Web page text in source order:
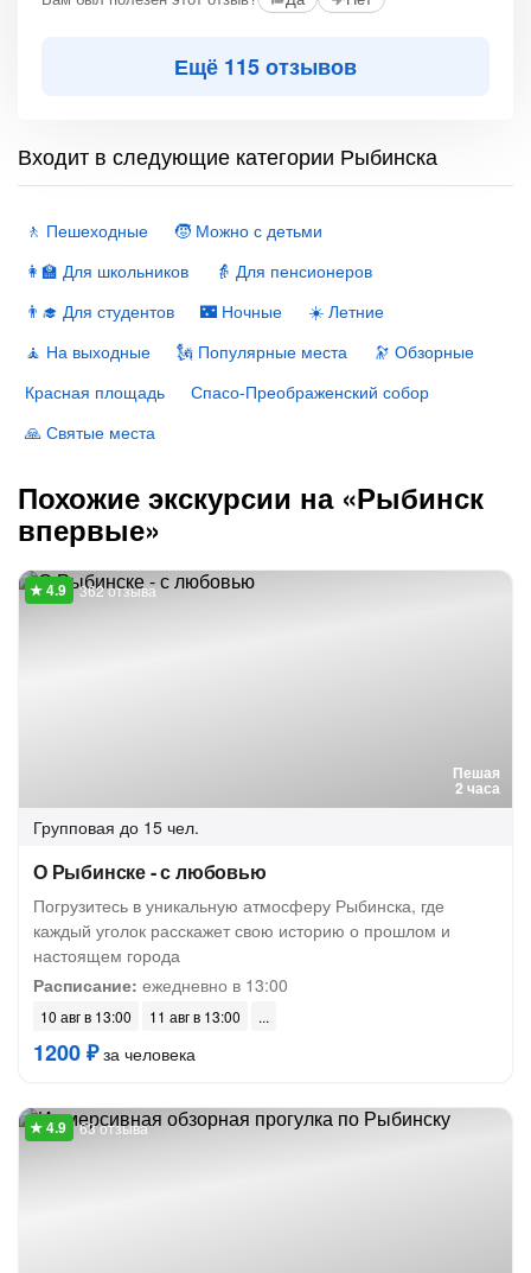
Ещё 115 отзывов
Входит в следующие категории Рыбинска
🚶 Пешеходные
🧒 Можно с детьми
👩‍🏫 Для школьников
👵 Для пенсионеров
👨‍🎓 Для студентов
🌃 Ночные
☀️ Летние
🧘 На выходные
🗽 Популярные места
🔭 Обзорные
Красная площадь
Спасо-Преображенский собор
🙏 Святые места
Похожие экскурсии на «Рыбинск
впервые»
Пешая
2 часа
362 отзыва
Групповая до 15 чел.
О Рыбинске - с любовью
Погрузитесь в уникальную атмосферу Рыбинска, где
каждый уголок расскажет свою историю о прошлом и
настоящем города
Расписание: ежедневно в 13:00
10 авг в 13:00 11 авг в 13:00
1200 ₽за человека
63 отзыва